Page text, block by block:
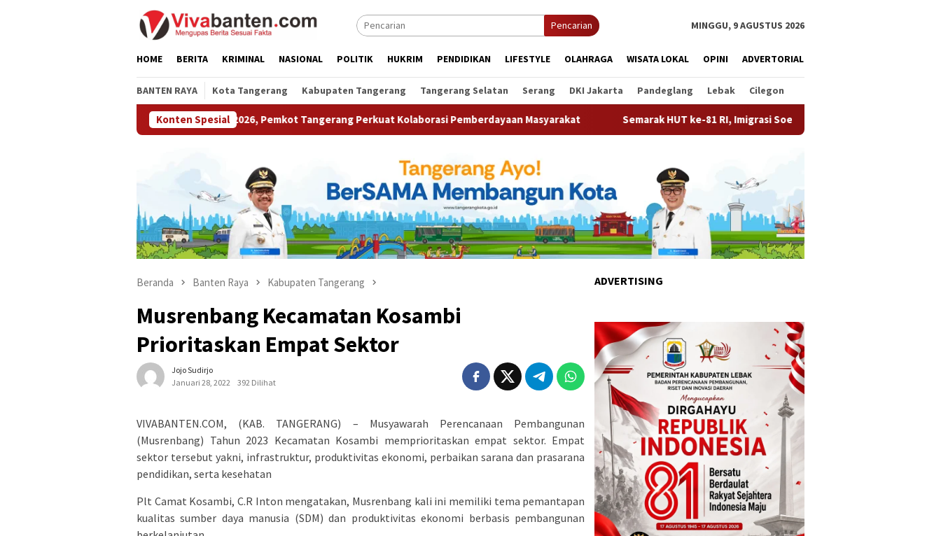
Pencarian MINGGU, 9 AGUSTUS 2026
HOME BERITA KRIMINAL NASIONAL POLITIK HUKRIM PENDIDIKAN LIFESTYLE OLAHRAGA WISATA LOKAL OPINI ADVERTORIAL
BANTEN RAYA Kota Tangerang Kabupaten Tangerang Tangerang Selatan Serang DKI Jakarta Pandeglang Lebak Cilegon
Konten Spesial
Raih LPM Award 2026, Pemkot Tangerang Perkuat Kolaborasi Pemberdayaan Masyarakat Semarak HUT ke-81 RI, Imigrasi Soekarno-Hatta Gelar Bakti Sosial dan Layanan
Beranda Banten Raya Kabupaten Tangerang
Musrenbang Kecamatan Kosambi
Prioritaskan Empat Sektor
Jojo Sudirjo
Januari 28, 2022
392 Dilihat
VIVABANTEN.COM, (KAB. TANGERANG) – Musyawarah Perencanaan Pembangunan
(Musrenbang) Tahun 2023 Kecamatan Kosambi memprioritaskan empat sektor. Empat
sektor tersebut yakni, infrastruktur, produktivitas ekonomi, perbaikan sarana dan prasarana
pendidikan, serta kesehatan
Plt Camat Kosambi, C.R Inton mengatakan, Musrenbang kali ini memiliki tema pemantapan
kualitas sumber daya manusia (SDM) dan produktivitas ekonomi berbasis pembangunan
ADVERTISING